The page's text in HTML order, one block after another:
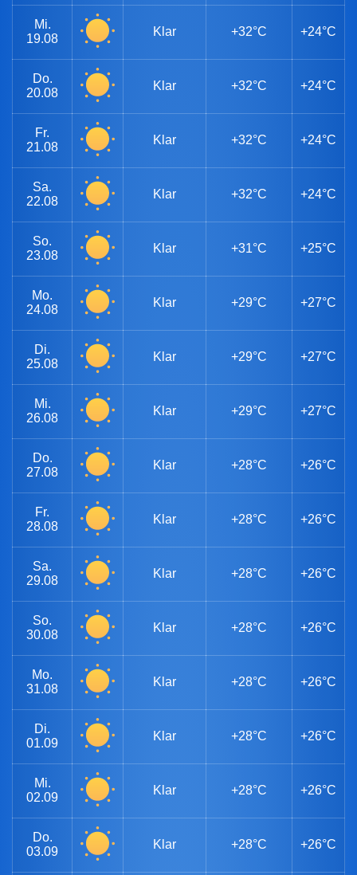
Mi.
19.08
Klar +32°C +24°C
Do.
20.08
Klar +32°C +24°C
Fr.
21.08
Klar +32°C +24°C
Sa.
22.08
Klar +32°C +24°C
So.
23.08
Klar +31°C +25°C
Mo.
24.08
Klar +29°C +27°C
Di.
25.08
Klar +29°C +27°C
Mi.
26.08
Klar +29°C +27°C
Do.
27.08
Klar +28°C +26°C
Fr.
28.08
Klar +28°C +26°C
Sa.
29.08
Klar +28°C +26°C
So.
30.08
Klar +28°C +26°C
Mo.
31.08
Klar +28°C +26°C
Di.
01.09
Klar +28°C +26°C
Mi.
02.09
Klar +28°C +26°C
Do.
03.09
Klar +28°C +26°C